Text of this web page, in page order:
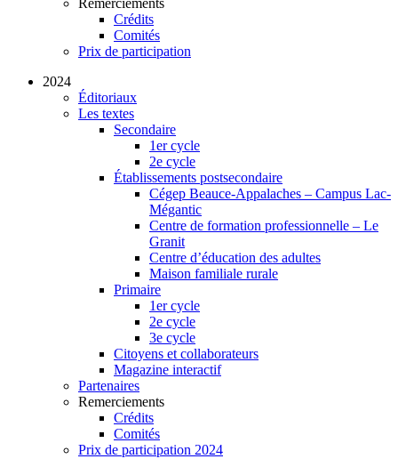
Remerciements
Crédits
Comités
Prix de participation
2024
Éditoriaux
Les textes
Secondaire
1er cycle
2e cycle
Établissements postsecondaire
Cégep Beauce-Appalaches – Campus Lac-
Mégantic
Centre de formation professionnelle – Le
Granit
Centre d’éducation des adultes
Maison familiale rurale
Primaire
1er cycle
2e cycle
3e cycle
Citoyens et collaborateurs
Magazine interactif
Partenaires
Remerciements
Crédits
Comités
Prix de participation 2024